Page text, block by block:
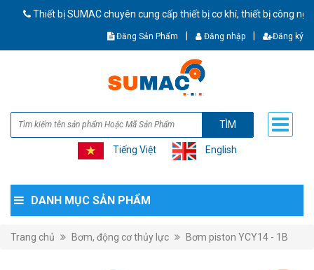
bị SUMAC chuyên cung cấp thiết bị cơ khí, thiết bị công nghiệp
Đăng Sản Phẩm Đăng nhập Đăng ký
TÌM
Tiếng Việt English
DANH MỤC SẢN PHẨM
Trang chủ Bơm, động cơ thủy lực Bơm piston YCY14 - 1B